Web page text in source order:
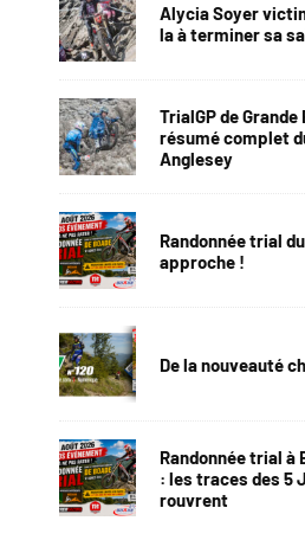
Alycia Soyer
la à terminer sa
TrialGP de
résumé complet
Anglesey
Randonnée trial
approche !
De la nouveauté
Randonnée trial à
: les traces des 5
rouvrent